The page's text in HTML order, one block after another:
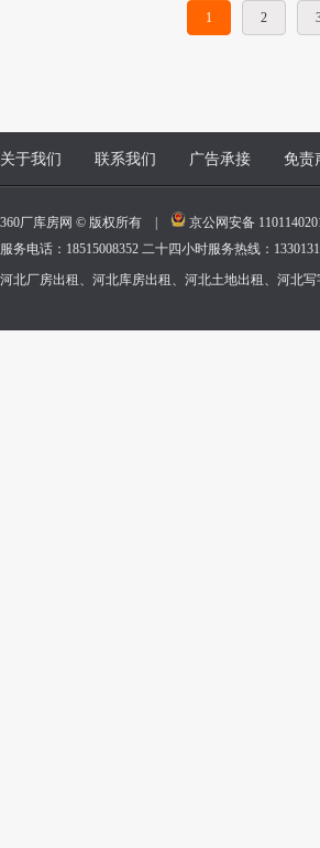
1 2
关于我们 联系我们 广告承接 免责
360厂库房网 © 版权所有 | 京公网安备
服务电话：18515008352 二十四小时服务热线：
河北厂房出租、河北库房出租、河北土地出租、河北写